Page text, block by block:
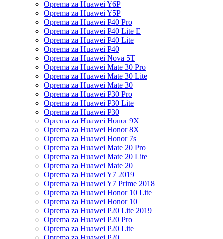
Oprema za Huawei Y6P
Oprema za Huawei Y5P
Oprema za Huawei P40 Pro
Oprema za Huawei P40 Lite E
Oprema za Huawei P40 Lite
Oprema za Huawei P40
Oprema za Huawei Nova 5T
Oprema za Huawei Mate 30 Pro
Oprema za Huawei Mate 30 Lite
Oprema za Huawei Mate 30
Oprema za Huawei P30 Pro
Oprema za Huawei P30 Lite
Oprema za Huawei P30
Oprema za Huawei Honor 9X
Oprema za Huawei Honor 8X
Oprema za Huawei Honor 7s
Oprema za Huawei Mate 20 Pro
Oprema za Huawei Mate 20 Lite
Oprema za Huawei Mate 20
Oprema za Huawei Y7 2019
Oprema za Huawei Y7 Prime 2018
Oprema za Huawei Honor 10 Lite
Oprema za Huawei Honor 10
Oprema za Huawei P20 Lite 2019
Oprema za Huawei P20 Pro
Oprema za Huawei P20 Lite
Oprema za Huawei P20